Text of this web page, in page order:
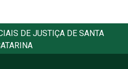
DE JUSTIÇA DE SANTA